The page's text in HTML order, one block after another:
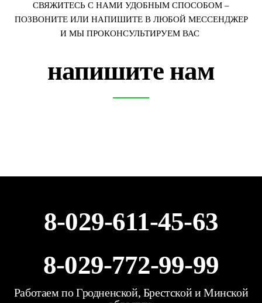
СВЯЖИТЕСЬ С НАМИ УДОБНЫМ СПОСОБОМ –
ПОЗВОНИТЕ ИЛИ НАПИШИТЕ В ЛЮБОЙ МЕССЕНДЖЕР
И МЫ ПРОКОНСУЛЬТИРУЕМ ВАС
напишите нам
8-029-611-45-63
8-029-772-99-99
Работаем по Гродненской, Брестской и Минской